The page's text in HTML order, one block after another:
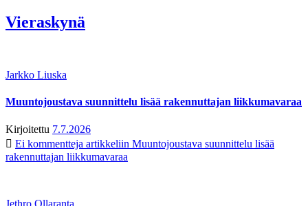
Vieraskynä
Jarkko Liuska
Muuntojoustava suunnittelu lisää rakennuttajan liikkumavaraa
Kirjoitettu 7.7.2026
Ei kommentteja artikkeliin Muuntojoustava suunnittelu lisää
rakennuttajan liikkumavaraa
Jethro Ollaranta